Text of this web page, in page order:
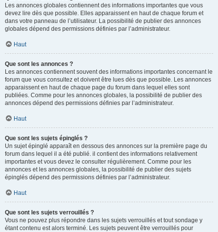
Les annonces globales contiennent des informations importantes que vous
devez lire dès que possible. Elles apparaissent en haut de chaque forum et
dans votre panneau de l’utilisateur. La possibilité de publier des annonces
globales dépend des permissions définies par l’administrateur.
Haut
Que sont les annonces ?
Les annonces contiennent souvent des informations importantes concernant le
forum que vous consultez et doivent être lues dès que possible. Les annonces
apparaissent en haut de chaque page du forum dans lequel elles sont
publiées. Comme pour les annonces globales, la possibilité de publier des
annonces dépend des permissions définies par l’administrateur.
Haut
Que sont les sujets épinglés ?
Un sujet épinglé apparaît en dessous des annonces sur la première page du
forum dans lequel il a été publié. il contient des informations relativement
importantes et vous devez le consulter régulièrement. Comme pour les
annonces et les annonces globales, la possibilité de publier des sujets
épinglés dépend des permissions définies par l’administrateur.
Haut
Que sont les sujets verrouillés ?
Vous ne pouvez plus répondre dans les sujets verrouillés et tout sondage y
étant contenu est alors terminé. Les sujets peuvent être verrouillés pour